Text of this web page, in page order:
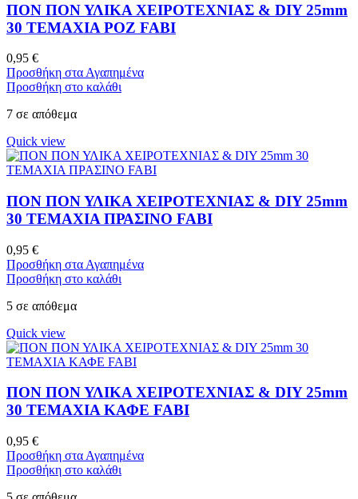
ΠΟΝ ΠΟΝ ΥΛΙΚΑ ΧΕΙΡΟΤΕΧΝΙΑΣ & DIY 25mm
30 ΤΕΜΑΧΙΑ ΡΟΖ FABI
0,95 €
Προσθήκη στα Αγαπημένα
Προσθήκη στο καλάθι
7 σε απόθεμα
Quick view
ΠΟΝ ΠΟΝ ΥΛΙΚΑ ΧΕΙΡΟΤΕΧΝΙΑΣ & DIY 25mm
30 ΤΕΜΑΧΙΑ ΠΡΑΣΙΝΟ FABI
0,95 €
Προσθήκη στα Αγαπημένα
Προσθήκη στο καλάθι
5 σε απόθεμα
Quick view
ΠΟΝ ΠΟΝ ΥΛΙΚΑ ΧΕΙΡΟΤΕΧΝΙΑΣ & DIY 25mm
30 ΤΕΜΑΧΙΑ ΚΑΦΕ FABI
0,95 €
Προσθήκη στα Αγαπημένα
Προσθήκη στο καλάθι